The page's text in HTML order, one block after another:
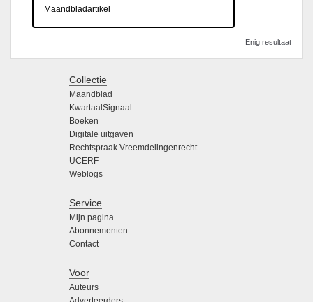
Maandbladartikel
Enig resultaat
Collectie
Maandblad
KwartaalSignaal
Boeken
Digitale uitgaven
Rechtspraak Vreemdelingenrecht
UCERF
Weblogs
Service
Mijn pagina
Abonnementen
Contact
Voor
Auteurs